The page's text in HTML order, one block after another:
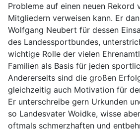
Probleme auf einen neuen Rekord
Mitgliedern verweisen kann. Er
Wolfgang Neubert für dessen
des Landessportbundes,
wichtige Rolle der vielen
Familien als Basis für jeden
Andererseits sind die großen
gleichzeitig auch Motivation für
Er unterschreibe gern Urkunden
so Landesvater Woidke, wisse
oftmals schmerzhaften und